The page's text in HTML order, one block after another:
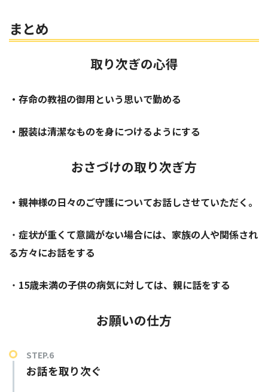
まとめ
取り次ぎの心得
・存命の教祖の御用という思いで勤める
・服装は清潔なものを身につけるようにする
おさづけの取り次ぎ方
・親神様の日々のご守護についてお話しさせていただく。
・ 症状が重くて意識がない場合には、家族の人や関係され
る方々にお話をする
・ 15歳未満の子供の病気に対しては、親に話をする
お願いの仕方
お話を取り次ぐ